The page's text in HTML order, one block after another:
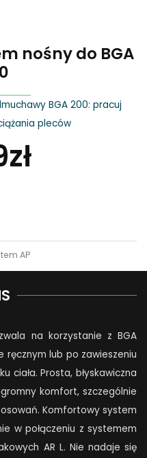
nośny do BGA
BGA 200: pracuj
pleców
zł
AP
na korzystanie z BGA
lub po zawieszeniu
ciała. Prosta, błyskawiczna
komfort, szczególnie
Komfortowy system
w połączeniu z systemem
AR L. Nie nadaje się